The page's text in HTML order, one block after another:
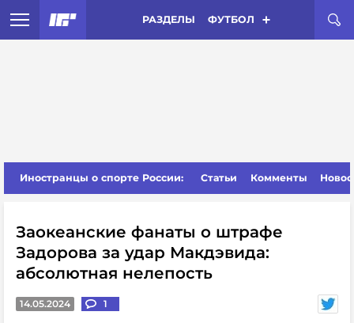
РАЗДЕЛЫ ФУТБОЛ
Иностранцы о спорте России: Статьи Комменты
Заокеанские фанаты о штрафе
Задорова за удар Макдэвида:
абсолютная нелепость
14.05.2024 1